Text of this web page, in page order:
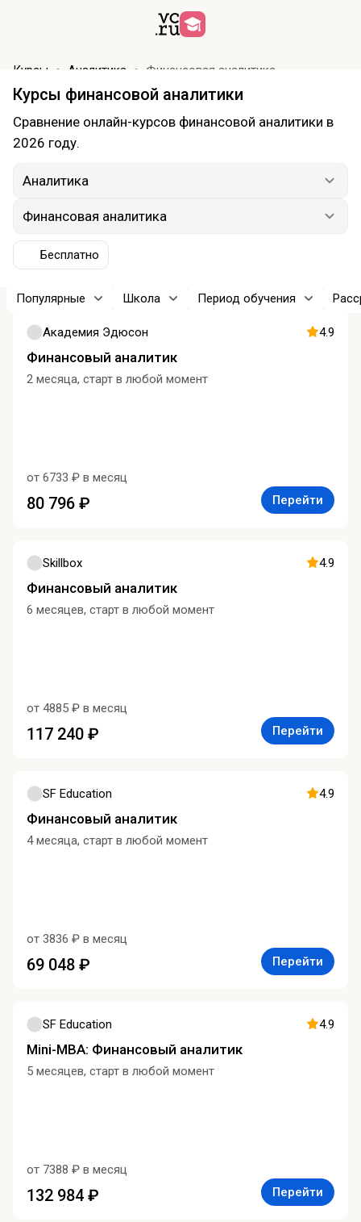
Курсы Аналитика Финансовая аналитика
Курсы финансовой аналитики
Сравнение онлайн-курсов финансовой аналитики в
2026 году.
Аналитика
Финансовая аналитика
Бесплатно
Популярные Школа Период обучения
Академия Эдюсон 4.9
Финансовый аналитик
2 месяца, старт в любой момент
от 6733 ₽ в месяц
80 796 ₽ Перейти
Skillbox 4.9
Финансовый аналитик
6 месяцев, старт в любой момент
от 4885 ₽ в месяц
117 240 ₽ Перейти
SF Education 4.9
Финансовый аналитик
4 месяца, старт в любой момент
от 3836 ₽ в месяц
69 048 ₽ Перейти
SF Education 4.9
Mini-MBA: Финансовый аналитик
5 месяцев, старт в любой момент
от 7388 ₽ в месяц
132 984 ₽ Перейти